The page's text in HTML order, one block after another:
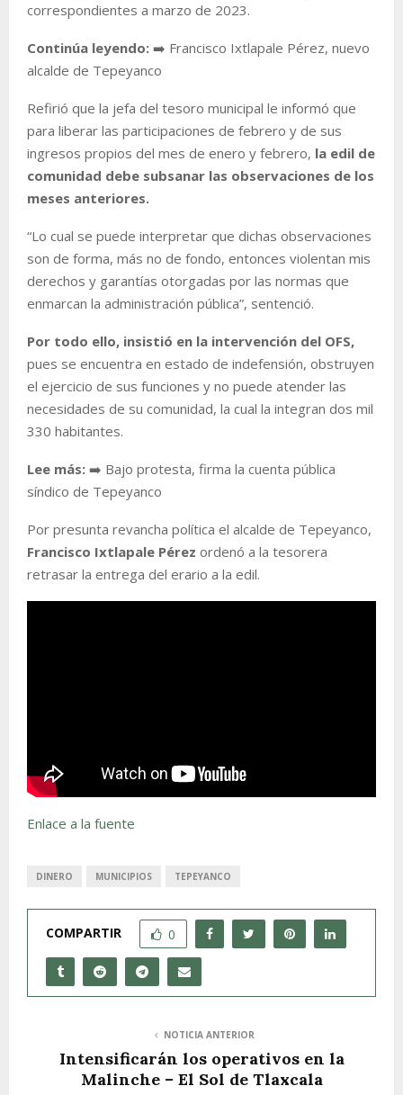
correspondientes a marzo de 2023.
Continúa leyendo: ➡️ Francisco Ixtlapale Pérez, nuevo
alcalde de Tepeyanco
Refirió que la jefa del tesoro municipal le informó que
para liberar las participaciones de febrero y de sus
ingresos propios del mes de enero y febrero, la edil de
comunidad debe subsanar las observaciones de los
meses anteriores.
“Lo cual se puede interpretar que dichas observaciones
son de forma, más no de fondo, entonces violentan mis
derechos y garantías otorgadas por las normas que
enmarcan la administración pública”, sentenció.
Por todo ello, insistió en la intervención del OFS,
pues se encuentra en estado de indefensión, obstruyen
el ejercicio de sus funciones y no puede atender las
necesidades de su comunidad, la cual la integran dos mil
330 habitantes.
Lee más: ➡️ Bajo protesta, firma la cuenta pública
síndico de Tepeyanco
Por presunta revancha política el alcalde de Tepeyanco,
Francisco Ixtlapale Pérez ordenó a la tesorera
retrasar la entrega del erario a la edil.
Enlace a la fuente
DINERO MUNICIPIOS TEPEYANCO
COMPARTIR 0
NOTICIA ANTERIOR
Intensificarán los operativos en la
Malinche – El Sol de Tlaxcala